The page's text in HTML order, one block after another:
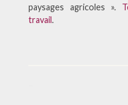
paysages agricoles ».
travail.